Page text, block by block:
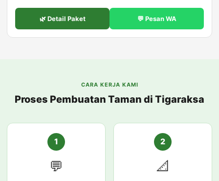
🌿 Detail Paket 💬 Pesan WA
CARA KERJA KAMI
Proses Pembuatan Taman di Tigaraksa
1
💬
2
📐